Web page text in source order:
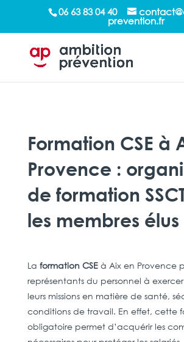
/*sticky sidebar*/06 63 83 04 40
prevention.fr
Formation CSE à
Provence :
de formation
les membres élus
La formation CSEà Aix en Provence
représentants du personnel à
leurs missions en matière de santé,
conditions de travail. En effet, cette
obligatoire permet d’acquérir les